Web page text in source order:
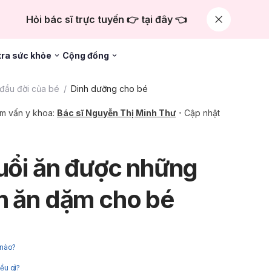
Hỏi bác sĩ trực tuyến 👉 tại đây 👈
sức khỏe Cộng đồng
đời của bé Dinh dưỡng cho bé
vấn y khoa: Bác sĩ Nguyễn Thị Minh Thư
Cập nhật
ăn được những
ăn dặm cho bé
gì?